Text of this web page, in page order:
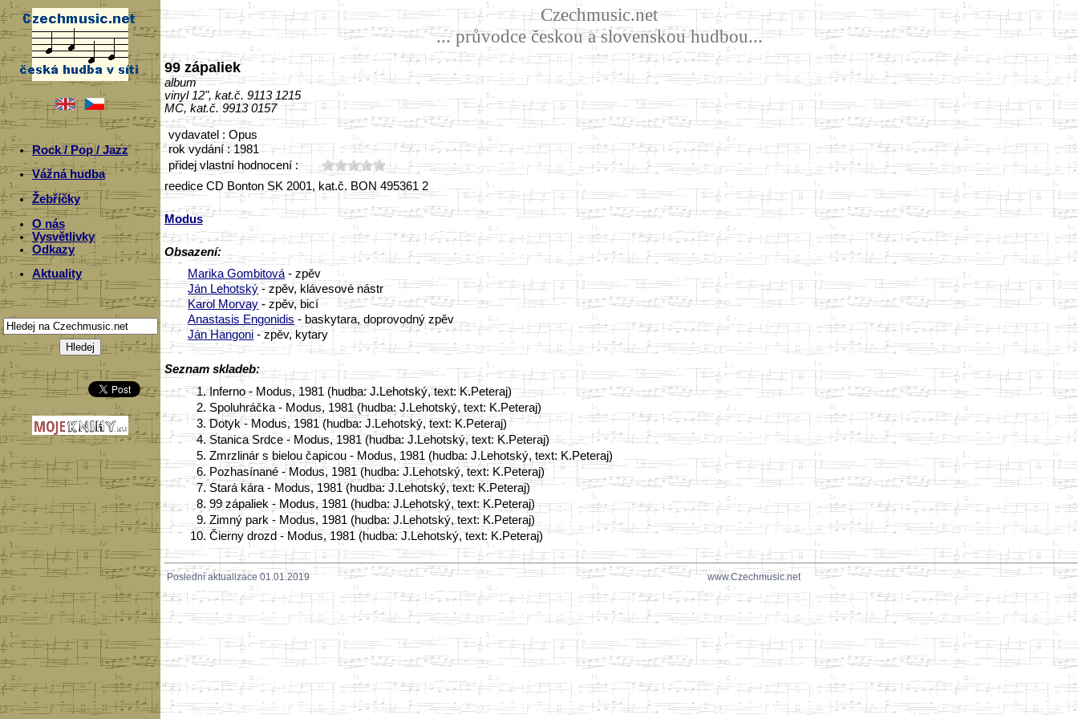
Rock / Pop / Jazz
Vážná hudba
Žebříčky
O nás
Vysvětlivky
Odkazy
Aktuality
Czechmusic.net
... průvodce českou a slovenskou hudbou...
99 zápaliek
album
vinyl 12", kat.č. 9113 1215
MC, kat.č. 9913 0157
vydavatel : Opus
rok vydání : 1981
přidej vlastní hodnocení :
reedice CD Bonton SK 2001, kat.č. BON 495361 2
Modus
Obsazení:
Marika Gombitová - zpěv
Ján Lehotský- zpěv, klávesové nástr
Karol Morvay- zpěv, bicí
Anastasis Engonidis - baskytara, doprovodný zpěv
Ján Hangoni - zpěv, kytary
Seznam skladeb:
1. Inferno - Modus, 1981 (hudba: J.Lehotský, text: K.Peteraj)
2. Spoluhráčka - Modus, 1981 (hudba: J.Lehotský, text: K.Peteraj)
3. Dotyk - Modus, 1981 (hudba: J.Lehotský, text: K.Peteraj)
4. Stanica Srdce - Modus, 1981 (hudba: J.Lehotský, text: K.Peteraj)
5. Zmrzlinár s bielou čapicou - Modus, 1981 (hudba: J.Lehotský, text: K.Peteraj)
6. Pozhasínané - Modus, 1981 (hudba: J.Lehotský, text: K.Peteraj)
7. Stará kára - Modus, 1981 (hudba: J.Lehotský, text: K.Peteraj)
8. 99 zápaliek - Modus, 1981 (hudba: J.Lehotský, text: K.Peteraj)
9. Zimný park - Modus, 1981 (hudba: J.Lehotský, text: K.Peteraj)
10. Čierny drozd - Modus, 1981 (hudba: J.Lehotský, text: K.Peteraj)
Poslední aktualizace 01.01.2019 www.Czechmusic.net